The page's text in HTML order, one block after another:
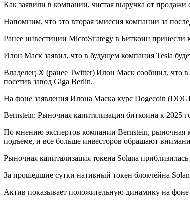
Как заявили в компании, чистая выручка от
Напомним, что это вторая эмиссия компании за
Ранее инвестиции MicroStrategy в Биткоин
Илон Маск заявил, что в будущем компания Tesla
Владелец X (ранее Twitter) Илон Маск сообщил, что в
посетив завод Giga Berlin.
На фоне заявления Илона Маска курс Dogecoin
Bernstein: Рыночная капитализация биткоина к 2025
По мнению экспертов компании Bernstein, рыночная
подъеме, и все больше инвесторов обращают
Рыночная капитализация токена Solana
За прошедшие сутки нативный токен блокчейна
Актив показывает положительную динамику на фоне